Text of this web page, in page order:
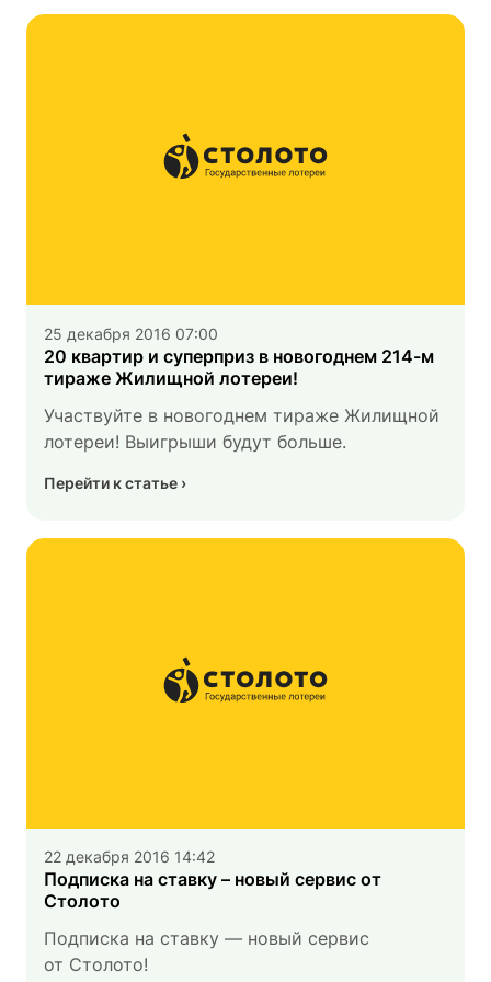
25 декабря 2016 07:00
20 квартир и суперприз в новогоднем 214-м
тираже Жилищной лотереи!
Участвуйте в новогоднем тираже Жилищной
лотереи! Выигрыши будут больше.
Перейти к статье
22 декабря 2016 14:42
Подписка на ставку – новый сервис от
Столото
Подписка на ставку — новый сервис
от Столото!